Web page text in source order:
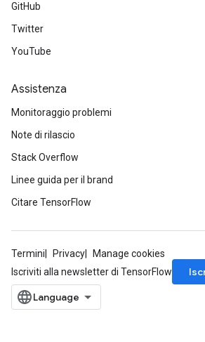
GitHub
Twitter
YouTube
Assistenza
Monitoraggio problemi
Note di rilascio
Stack Overflow
Linee guida per il brand
Citare TensorFlow
Termini Privacy
Manage cookies
Iscriviti alla newsletter di TensorFlow